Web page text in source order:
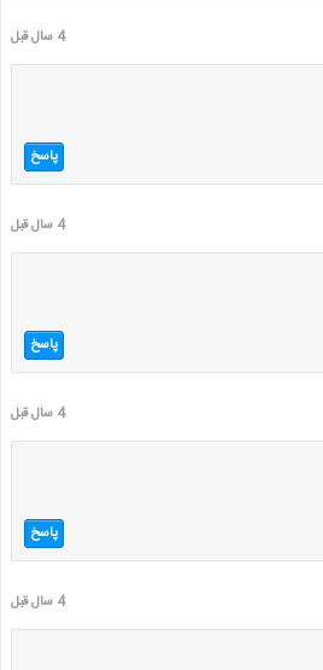
4 سال قبل
پاسخ
4 سال قبل
پاسخ
4 سال قبل
پاسخ
4 سال قبل